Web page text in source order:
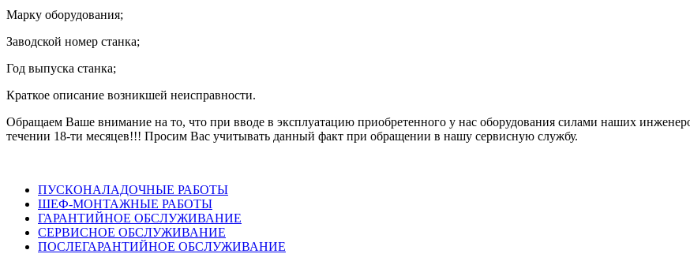
Марку оборудования;
Заводской номер станка;
Год выпуска станка;
Краткое описание возникшей неисправности.
Обращаем Ваше внимание на то, что при вводе в эксплуатацию приобретенного у нас оборудования силами наших
течении 18-ти месяцев!!! Просим Вас учитывать данный факт при обращении в нашу сервисную службу.
ПУСКОНАЛАДОЧНЫЕ РАБОТЫ
ШЕФ-МОНТАЖНЫЕ РАБОТЫ
ГАРАНТИЙНОЕ ОБСЛУЖИВАНИЕ
СЕРВИСНОЕ ОБСЛУЖИВАНИЕ
ПОСЛЕГАРАНТИЙНОЕ ОБСЛУЖИВАНИЕ